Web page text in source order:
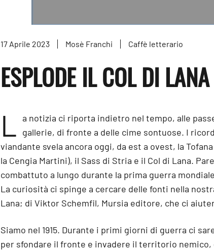
17 Aprile 2023 Mosè Franchi Caffè letterario
ESPLODE IL COL DI LANA
L a notizia ci riporta indietro nel tempo, alle
gallerie, di fronte a delle cime sontuose. I
viandante svela ancora oggi, da est a ovest, la
la Cengia Martini), il Sass di Stria e il Col di Lana.
combattuto a lungo durante la prima guerra
La curiosità ci spinge a cercare delle fonti nella
Lana; di Viktor Schemfil, Mursia editore, che ci
Siamo nel 1915. Durante i primi giorni di guerra ci
per sfondare il fronte e invadere il territorio nemico,